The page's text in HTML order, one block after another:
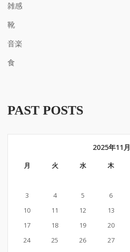
雑感
靴
音楽
食
PAST POSTS
2025年11月
月 火 水 木
3
4 5 6
10
11 12 13
17
18 19 20
24
25 26 27